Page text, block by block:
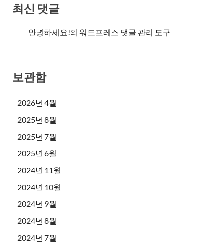
최신 댓글
안녕하세요!의 워드프레스 댓글 관리 도구
보관함
2026년 4월
2025년 8월
2025년 7월
2025년 6월
2024년 11월
2024년 10월
2024년 9월
2024년 8월
2024년 7월